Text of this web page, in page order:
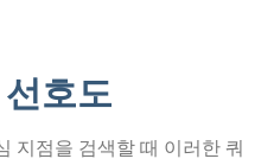
호도
지점을 검색할 때 이러한 쿼